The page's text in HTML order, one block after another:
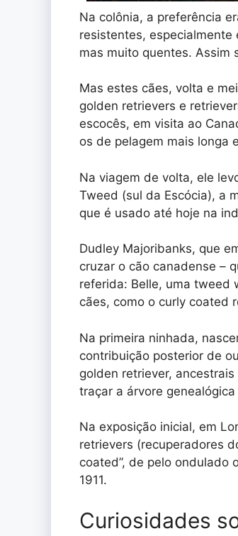
Na colônia, a preferência
resistentes, especialmente
mas muito quentes. Assim
Mas estes cães, volta e
golden retrievers e
escocês, em visita ao
os de pelagem mais longa
Na viagem de volta, ele
Tweed (sul da Escócia), a
que é usado até hoje na
Dudley Majoribanks, que
cruzar o cão canadense –
referida: Belle, uma tweed
cães, como o curly coated
Na primeira ninhada,
contribuição posterior de
golden retriever,
traçar a árvore
Na exposição inicial, em
retrievers (recuperadores
coated”, de pelo ondulado
1911.
Curiosidades